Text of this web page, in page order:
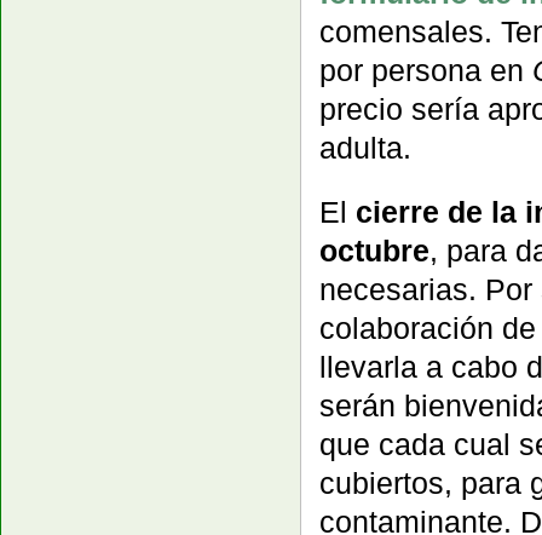
comensales.
por persona en
precio sería
adulta.
El cierre de la
octubre, para
necesarias.
colaboración
llevarla a cabo
serán
que cada cual
cubiertos, para
contaminante.